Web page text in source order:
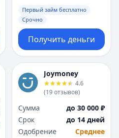
Первый займ бесплатно
Срочно
Получить деньги
Joymoney
4.6
(19отзывов)
Сумма
до 30 000 ₽
Срок
до 14 дней
Одобрение
Среднее